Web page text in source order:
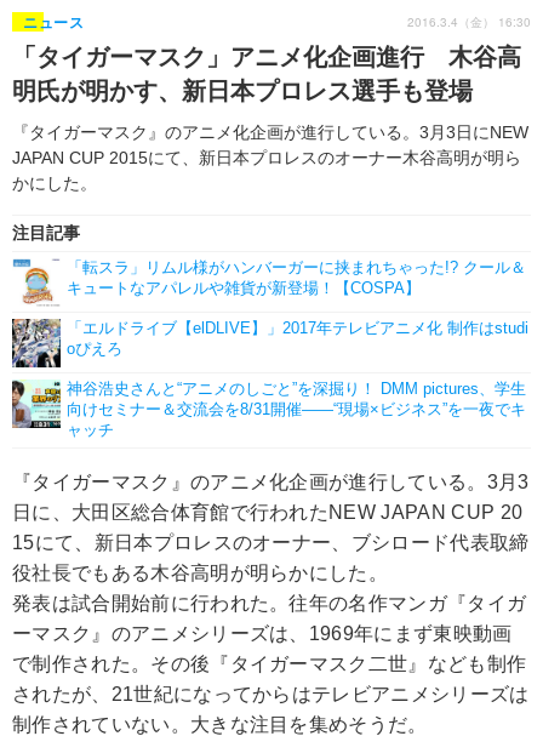
ゲーム グッズ
イベント 海外
海外イベント ビジネス
俳優・タレント アーティスト
ビジネス
アニメ 実写
書評 イベント
ゲーム 座談会
動画
アニメ！アニメ！TV ABEMA Cafe
「タイガーマスク」アニメ化企画進行 木谷高
明氏が明かす、新日本プロレス選手も登場
『タイガーマスク』のアニメ化企画が進行している。3月3日にNEW
JAPAN CUP 2015にて、新日本プロレスのオーナー木谷高明が明ら
かにした。
ニュース
注目記事
「転スラ」リムル様がハンバーガーに挟まれちゃった!? クール＆
キュートなアパレルや雑貨が新登場！【COSPA】
「エルドライブ【elDLIVE】」2017年テレビアニメ化 制作はstudi
oぴえろ
神谷浩史さんと“アニメのしごと”を深掘り！ DMM pictures、学生
向けセミナー＆交流会を8/31開催――“現場×ビジネス”を一夜でキ
ャッチ
2016.3.4（金） 16:30
『タイガーマスク』のアニメ化企画が進行している。3月3
日に、大田区総合体育館で行われたNEW JAPAN CUP 20
15にて、新日本プロレスのオーナー、ブシロード代表取締
役社長でもある木谷高明が明らかにした。
発表は試合開始前に行われた。往年の名作マンガ『タイガ
ーマスク』のアニメシリーズは、1969年にまず東映動画
で制作された。その後『タイガーマスク二世』なども制作
されたが、21世紀になってからはテレビアニメシリーズは
制作されていない。大きな注目を集めそうだ。